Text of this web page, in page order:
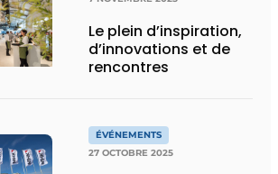
Le plein d’inspiration,
d’innovations et de
rencontres
ÉVÉNEMENTS
27 OCTOBRE 2025